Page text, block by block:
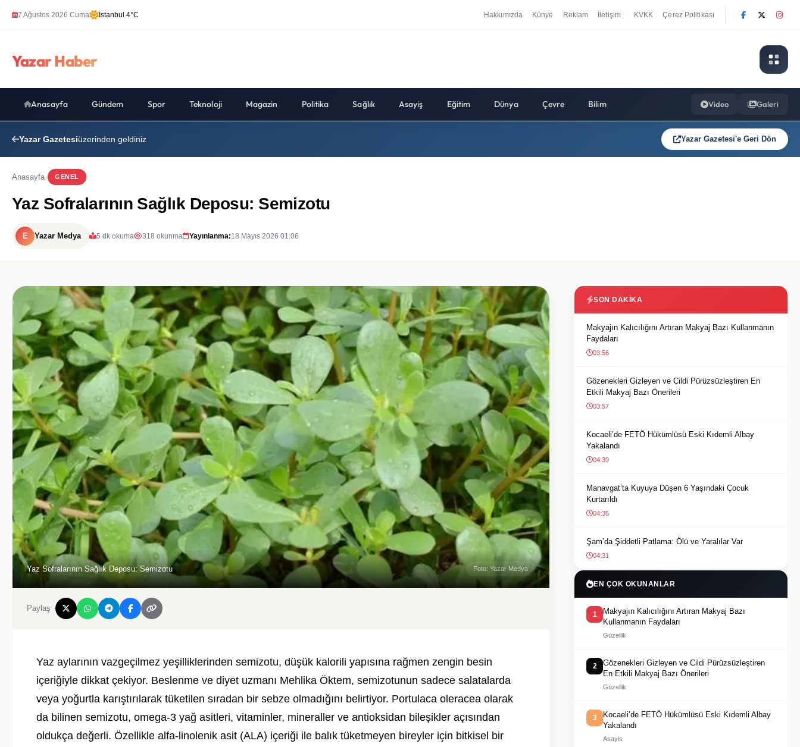
7 Ağustos 2026 Cuma İstanbul 4°C Hakkımızda Künye Reklam İletişim KVKK Çerez Politikası
Yazar Haber
Anasayfa Gündem Spor Teknoloji Magazin Politika Sağlık Asayiş Eğitim Dünya Çevre Bilim Video Galeri
Yazar Gazetesiüzerinden geldiniz Yazar Gazetesi'e Geri Dön
Anasayfa GENEL
Yaz Sofralarının Sağlık Deposu: Semizotu
E Yazar Medya 5 dk okuma 318 okunma Yayınlanma:18 Mayıs 2026 01:06
Yaz Sofralarının Sağlık Deposu: Semizotu Foto: Yazar Medya
Paylaş
Yaz aylarının vazgeçilmez yeşilliklerinden semizotu, düşük kalorili yapısına rağmen zengin besin
içeriğiyle dikkat çekiyor. Beslenme ve diyet uzmanı Mehlika Öktem, semizotunun sadece salatalarda
veya yoğurtla karıştırılarak tüketilen sıradan bir sebze olmadığını belirtiyor. Portulaca oleracea olarak
da bilinen semizotu, omega-3 yağ asitleri, vitaminler, mineraller ve antioksidan bileşikler açısından
oldukça değerli. Özellikle alfa-linolenik asit (ALA) içeriği ile balık tüketmeyen bireyler için bitkisel bir
SON DAKIKA
Makyajın Kalıcılığını Artıran Makyaj Bazı Kullanmanın
Faydaları
03:56
Gözenekleri Gizleyen ve Cildi Pürüzsüzleştiren En
Etkili Makyaj Bazı Önerileri
03:57
Kocaeli’de FETÖ Hükümlüsü Eski Kıdemli Albay
Yakalandı
04:39
Manavgat’ta Kuyuya Düşen 6 Yaşındaki Çocuk
Kurtarıldı
04:35
Şam’da Şiddetli Patlama: Ölü ve Yaralılar Var
04:31
EN ÇOK OKUNANLAR
1
Makyajın Kalıcılığını Artıran Makyaj Bazı
Kullanmanın Faydaları
Güzellik
2
Gözenekleri Gizleyen ve Cildi Pürüzsüzleştiren
En Etkili Makyaj Bazı Önerileri
Güzellik
3
Kocaeli’de FETÖ Hükümlüsü Eski Kıdemli Albay
Yakalandı
Asayis